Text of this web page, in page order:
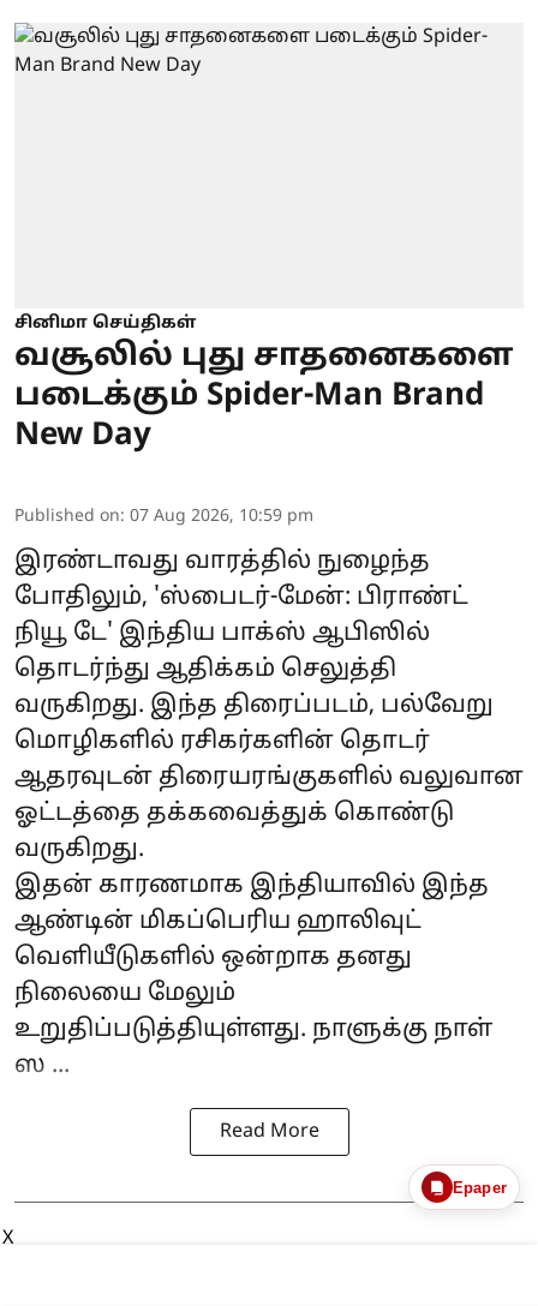
சினிமா செய்திகள்
வசூலில் புது சாதனைகளை
படைக்கும் Spider-Man Brand
New Day
Published on: 07 Aug 2026, 10:59 pm
இரண்டாவது வாரத்தில் நுழைந்த
போதிலும், 'ஸ்பைடர்-மேன்: பிராண்ட்
நியூ டே' இந்திய பாக்ஸ் ஆபிஸில்
தொடர்ந்து ஆதிக்கம் செலுத்தி
வருகிறது. இந்த திரைப்படம், பல்வேறு
மொழிகளில் ரசிகர்களின் தொடர்
ஆதரவுடன் திரையரங்குகளில் வலுவான
ஓட்டத்தை தக்கவைத்துக் கொண்டு
வருகிறது.
இதன் காரணமாக இந்தியாவில் இந்த
ஆண்டின் மிகப்பெரிய ஹாலிவுட்
வெளியீடுகளில் ஒன்றாக தனது
நிலையை மேலும்
உறுதிப்படுத்தியுள்ளது. நாளுக்கு நாள்
ஸ ...
Read More
Epaper
X